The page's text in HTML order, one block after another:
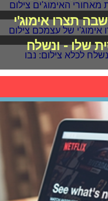
תצרו אימוג'י
שלו - ונשלח